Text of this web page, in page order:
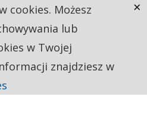
cookies. Możesz
lub
w Twojej
znajdziesz w
×